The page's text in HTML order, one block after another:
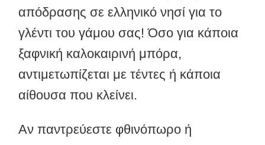
απόδρασης σε ελληνικό νησί για το
γλέντι του γάμου σας! Όσο για κάποια
ξαφνική καλοκαιρινή μπόρα,
αντιμετωπίζεται με τέντες ή κάποια
αίθουσα που κλείνει.
Αν παντρεύεστε φθινόπωρο ή